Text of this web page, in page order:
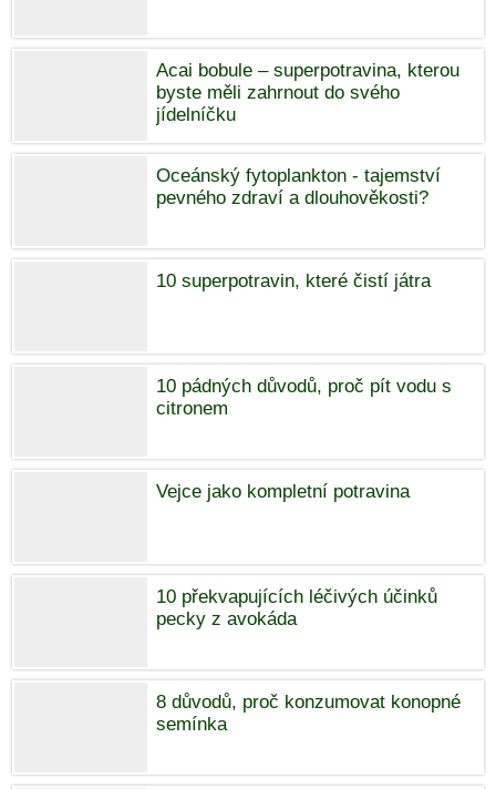
Acai bobule – superpotravina, kterou
byste měli zahrnout do svého
jídelníčku
Oceánský fytoplankton - tajemství
pevného zdraví a dlouhověkosti?
10 superpotravin, které čistí játra
10 pádných důvodů, proč pít vodu s
citronem
Vejce jako kompletní potravina
10 překvapujících léčivých účinků
pecky z avokáda
8 důvodů, proč konzumovat konopné
semínka